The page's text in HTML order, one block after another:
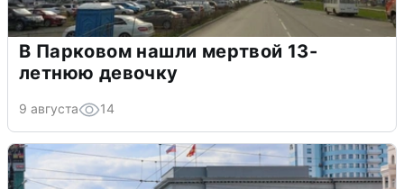
В Парковом нашли мертвой 13-
летнюю девочку
9 августа 14